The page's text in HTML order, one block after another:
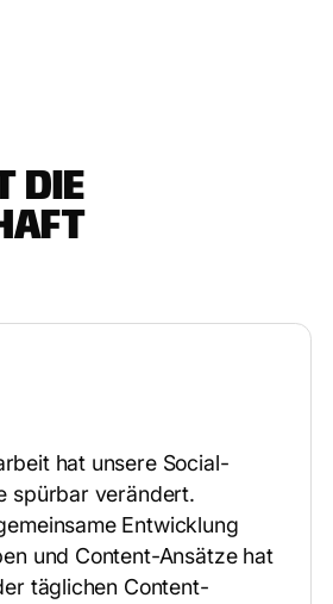
DIE
AFT
hat unsere Social-
spürbar verändert.
Entwicklung
und Content-Ansätze hat
täglichen Content-